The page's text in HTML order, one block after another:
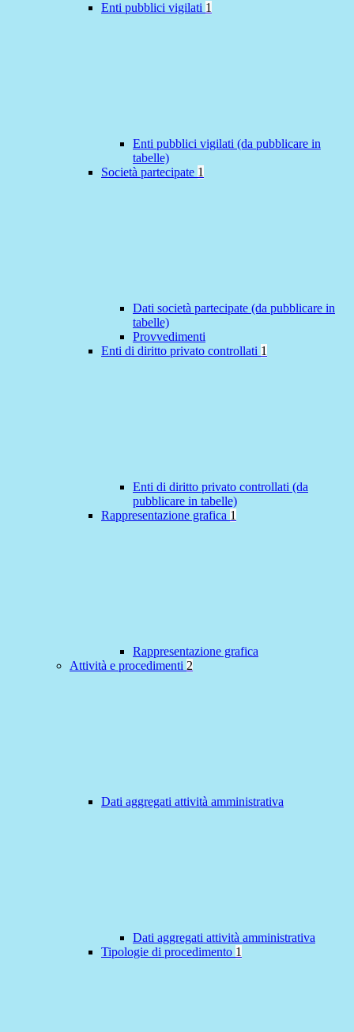
Enti pubblici vigilati 1
Enti pubblici vigilati (da pubblicare in
tabelle)
Società partecipate 1
Dati società partecipate (da pubblicare in
tabelle)
Provvedimenti
Enti di diritto privato controllati 1
Enti di diritto privato controllati (da
pubblicare in tabelle)
Rappresentazione grafica 1
Rappresentazione grafica
Attività e procedimenti 2
Dati aggregati attività amministrativa
Dati aggregati attività amministrativa
Tipologie di procedimento 1